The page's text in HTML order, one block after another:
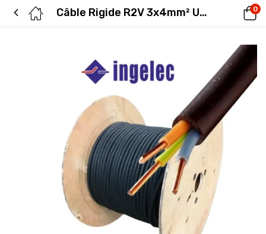
Câble Rigide R2V 3x4mm² U1000 INGELEC 0